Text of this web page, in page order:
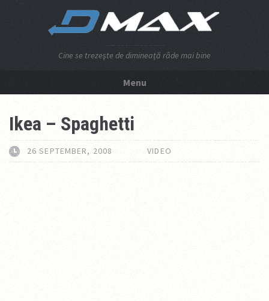
Cine se trezeşte de dimineaţă râde mai bine
Menu
Ikea – Spaghetti
26 SEPTEMBER, 2008 VIDEO